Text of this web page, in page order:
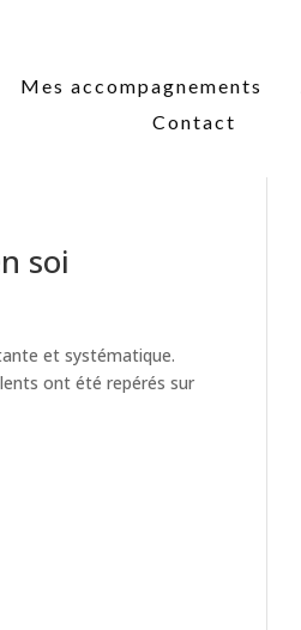
Mes accompagnements
Contact
soi
et systématique.
ont été repérés sur